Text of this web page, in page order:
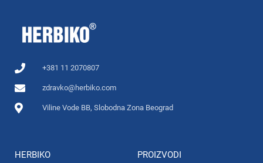
+381 11 2070807
zdravko@herbiko.com
Viline Vode BB, Slobodna Zona Beograd
HERBIKO PROIZVODI